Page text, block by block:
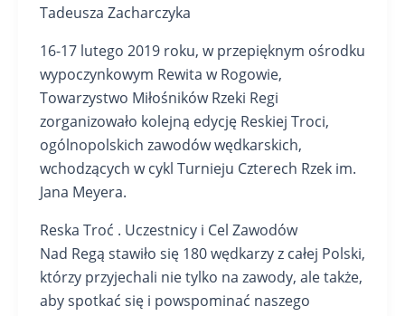
Tadeusza Zacharczyka
16-17 lutego 2019 roku, w przepięknym ośrodku
wypoczynkowym Rewita w Rogowie,
Towarzystwo Miłośników Rzeki Regi
zorganizowało kolejną edycję Reskiej Troci,
ogólnopolskich zawodów wędkarskich,
wchodzących w cykl Turnieju Czterech Rzek im.
Jana Meyera.
Reska Troć . Uczestnicy i Cel Zawodów
Nad Regą stawiło się 180 wędkarzy z całej Polski,
którzy przyjechali nie tylko na zawody, ale także,
aby spotkać się i powspominać naszego